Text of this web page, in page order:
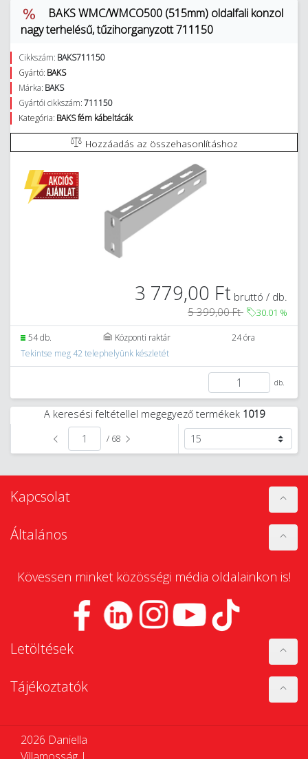
BAKS WMC/WMCO500 (515mm) oldalfali konzol
nagy terhelésű, tűzihorganyzott 711150
Cikkszám: BAKS711150
Gyártó: BAKS
Márka: BAKS
Gyártói cikkszám:711150
Kategória: BAKS fém kábeltácák
Hozzáadás az összehasonlításhoz
3 779,00 Ft bruttó / db.
5 399,00 Ft
30.01 %
54 db. Központi raktár
24 óra
Tekintse meg 42 telephelyünk készletét
db.
A keresési feltétellel megegyező termékek 1019
/ 68
Kapcsolat
Általános
Kövessen minket közösségi média oldalainkon is!
Letöltések
Tájékoztatók
2026 Daniella